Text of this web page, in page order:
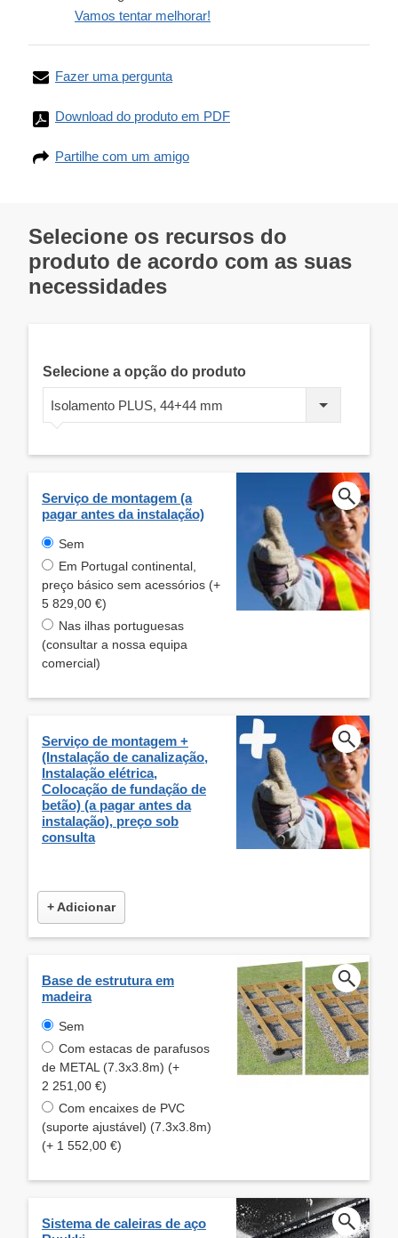
Vamos tentar melhorar!
Fazer uma pergunta
Download do produto em PDF
Partilhe com um amigo
Selecione os recursos do
produto de acordo com as suas
necessidades
Selecione a opção do produto
Isolamento PLUS, 44+44 mm
Serviço de montagem (a
pagar antes da instalação)
Sem
Em Portugal continental,
preço básico sem acessórios (+
5 829,00 €)
Nas ilhas portuguesas
(consultar a nossa equipa
comercial)
Serviço de montagem +
(Instalação de canalização,
Instalação elétrica,
Colocação de fundação de
betão) (a pagar antes da
instalação), preço sob
consulta
+ Adicionar
Base de estrutura em
madeira
Sem
Com estacas de parafusos
de METAL (7.3x3.8m) (+
2 251,00 €)
Com encaixes de PVC
(suporte ajustável) (7.3x3.8m)
(+ 1 552,00 €)
Sistema de caleiras de aço